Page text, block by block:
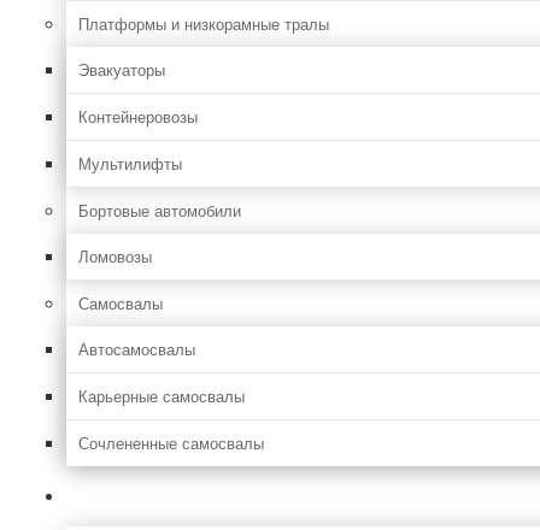
Платформы и низкорамные тралы
Эвакуаторы
Контейнеровозы
Мультилифты
Бортовые автомобили
Ломовозы
Самосвалы
Автосамосвалы
Карьерные самосвалы
Сочлененные самосвалы